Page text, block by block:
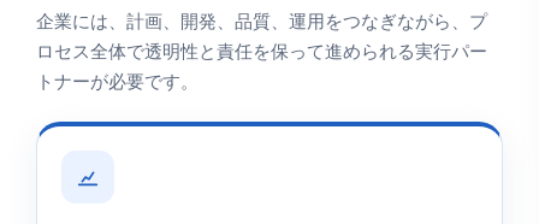
企業には、計画、開発、品質、運用をつなぎながら、プ
ロセス全体で透明性と責任を保って進められる実行パー
トナーが必要です。